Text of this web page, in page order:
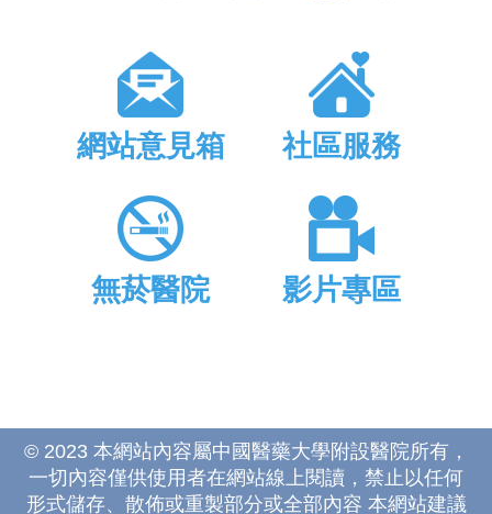
網站意見箱 社區服務
無菸醫院 影片專區
© 2023 本網站內容屬中國醫藥大學附設醫院所有，
一切內容僅供使用者在網站線上閱讀，禁止以任何
形式儲存、散佈或重製部分或全部內容 本網站建議